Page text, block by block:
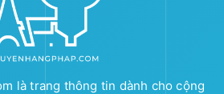
là trang thông tin dành cho cộng